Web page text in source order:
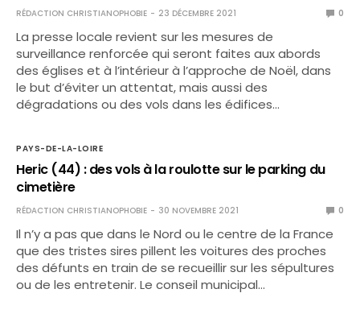
RÉDACTION CHRISTIANOPHOBIE 23 DÉCEMBRE 2021 0
La presse locale revient sur les mesures de
surveillance renforcée qui seront faites aux abords
des églises et à l’intérieur à l’approche de Noël, dans
le but d’éviter un attentat, mais aussi des
dégradations ou des vols dans les édifices…
PAYS-DE-LA-LOIRE
Heric (44) : des vols à la roulotte sur le parking du
cimetière
RÉDACTION CHRISTIANOPHOBIE 30 NOVEMBRE 2021 0
Il n’y a pas que dans le Nord ou le centre de la France
que des tristes sires pillent les voitures des proches
des défunts en train de se recueillir sur les sépultures
ou de les entretenir. Le conseil municipal…